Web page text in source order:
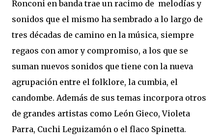
Ronconi en banda trae un racimo de melodías y
sonidos que el mismo ha sembrado a lo largo de
tres décadas de camino en la música, siempre
regaos con amor y compromiso, a los que se
suman nuevos sonidos que tiene con la nueva
agrupación entre el folklore, la cumbia, el
candombe. Además de sus temas incorpora otros
de grandes artistas como León Gieco, Violeta
Parra, Cuchi Leguizamón o el flaco Spinetta.